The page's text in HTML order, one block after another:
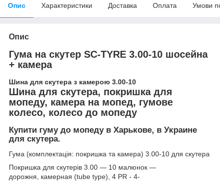
Опис Характеристики Доставка Оплата Умови
Опис
Гума на скутер SC-TYRE 3.00-10 шосейна
+ камера
Шина для скутера з камерою 3.00-10
Шина для скутера, покришка для
мопеду, камера на мопед, гумове
колесо, колесо до мопеду
Купити гуму до мопеду в Харькове, в Украине
для скутера.
Гума (комплектація: покришка та камера) 3.00-10 для скутера
Покришка для скутерів 3.00 — 10 малюнок —
дорожня, камерная (tube type), 4 PR - 4-